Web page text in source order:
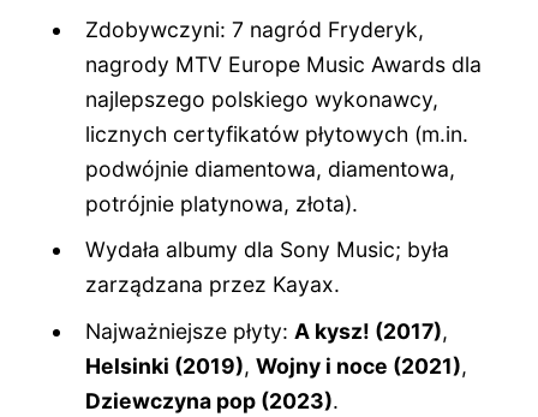
Zdobywczyni: 7 nagród Fryderyk,
nagrody MTV Europe Music Awards dla
najlepszego polskiego wykonawcy,
licznych certyfikatów płytowych (m.in.
podwójnie diamentowa, diamentowa,
potrójnie platynowa, złota).
Wydała albumy dla Sony Music; była
zarządzana przez Kayax.
Najważniejsze płyty: A kysz! (2017),
Helsinki (2019),Wojny i noce (2021),
Dziewczyna pop (2023).